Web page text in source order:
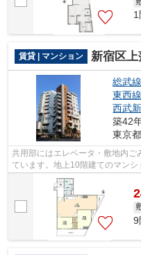
賃貸 | マンション 新宿区
総武線
東西線
西武
築42
東京都
共用部にはエレベータ・敷地内ご
ています。地上10階建てのマン
も乾きやすくなっています。根強
9